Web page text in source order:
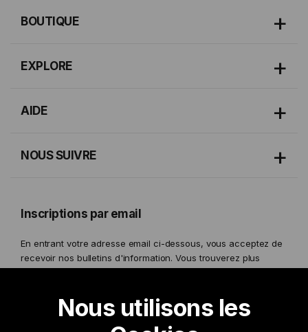
Nous utilisons les
Inscriptions par email
En entrant votre adresse email ci-dessous, vous acceptez de
recevoir nos bulletins d'information. Vous trouverez plus
BOUTIQUE
EXPLORE
AIDE
NOUS SUIVRE